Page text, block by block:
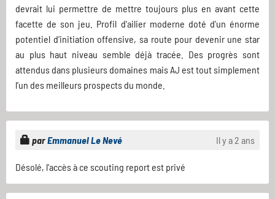
devrait lui permettre de mettre toujours plus en avant cette
facette de son jeu. Profil d'ailier moderne doté d'un énorme
potentiel d'initiation offensive, sa route pour devenir une star
au plus haut niveau semble déjà tracée. Des progrès sont
attendus dans plusieurs domaines mais AJ est tout simplement
l'un des meilleurs prospects du monde.
parEmmanuel Le Nevé Il y a 2 ans
Désolé, l'accès à ce scouting report est privé